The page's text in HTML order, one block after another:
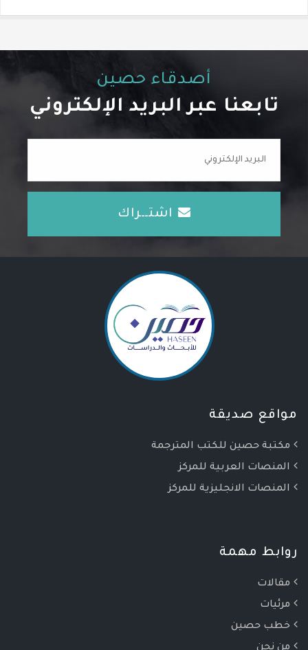
أصدقاء حصين
تابعنا عبر البريد الإلكتروني
اشتــراك
مواقع صديقة
مكتبة حصين للكتب المترجمة
المنصات العربية للمركز
المنصات الانجليزية للمركز
روابط مهمة
مقالات
مرئيات
خطب حصين